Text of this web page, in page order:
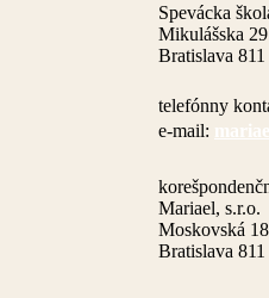
Spevácka
Mikulášska 29
Bratislava 811
telefónny
e-mail:
Mariael, s.r.o.
Moskovská 18
Bratislava